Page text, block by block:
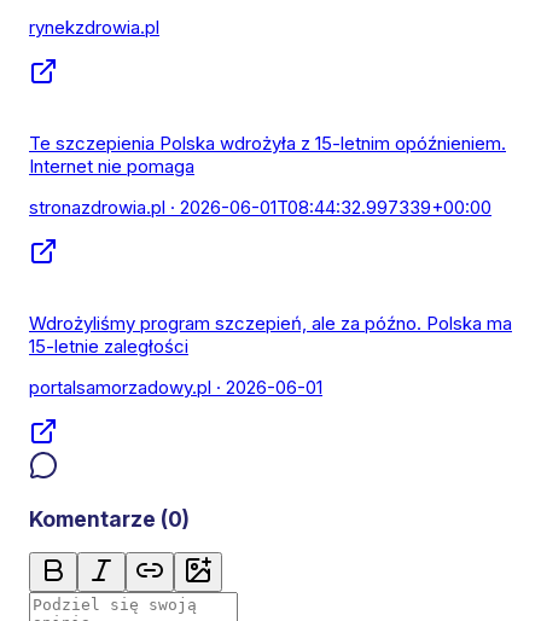
rynekzdrowia.pl
Te szczepienia Polska wdrożyła z 15-letnim opóźnieniem.
Internet nie pomaga
stronazdrowia.pl · 2026-06-01T08:44:32.997339+00:00
Wdrożyliśmy program szczepień, ale za późno. Polska ma
15-letnie zaległości
portalsamorzadowy.pl · 2026-06-01
Komentarze (0)